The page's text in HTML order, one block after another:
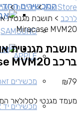
המכשירים
SAMSUNG
APPLE
מכשירים
מכשירים יד 2
iFix Store
>מוצרים>
לרכב > תושבת מגנטית
Miracase MVM20
תושבת מגנטית
ברכב Miracase MVM20
₪79
מעמד מגנטי לסלולאר